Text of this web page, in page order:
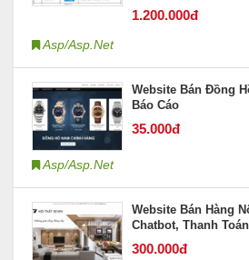
1.200.000đ
Asp/Asp.Net
Website Bán Đồng
Báo Cáo
35.000đ
Asp/Asp.Net
Website Bán Hàng
Chatbot, Thanh
300.000đ